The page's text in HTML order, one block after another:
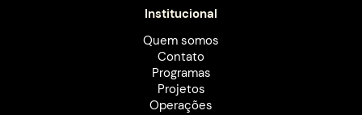
Institucional
Quem somos
Contato
Programas
Projetos
Operações